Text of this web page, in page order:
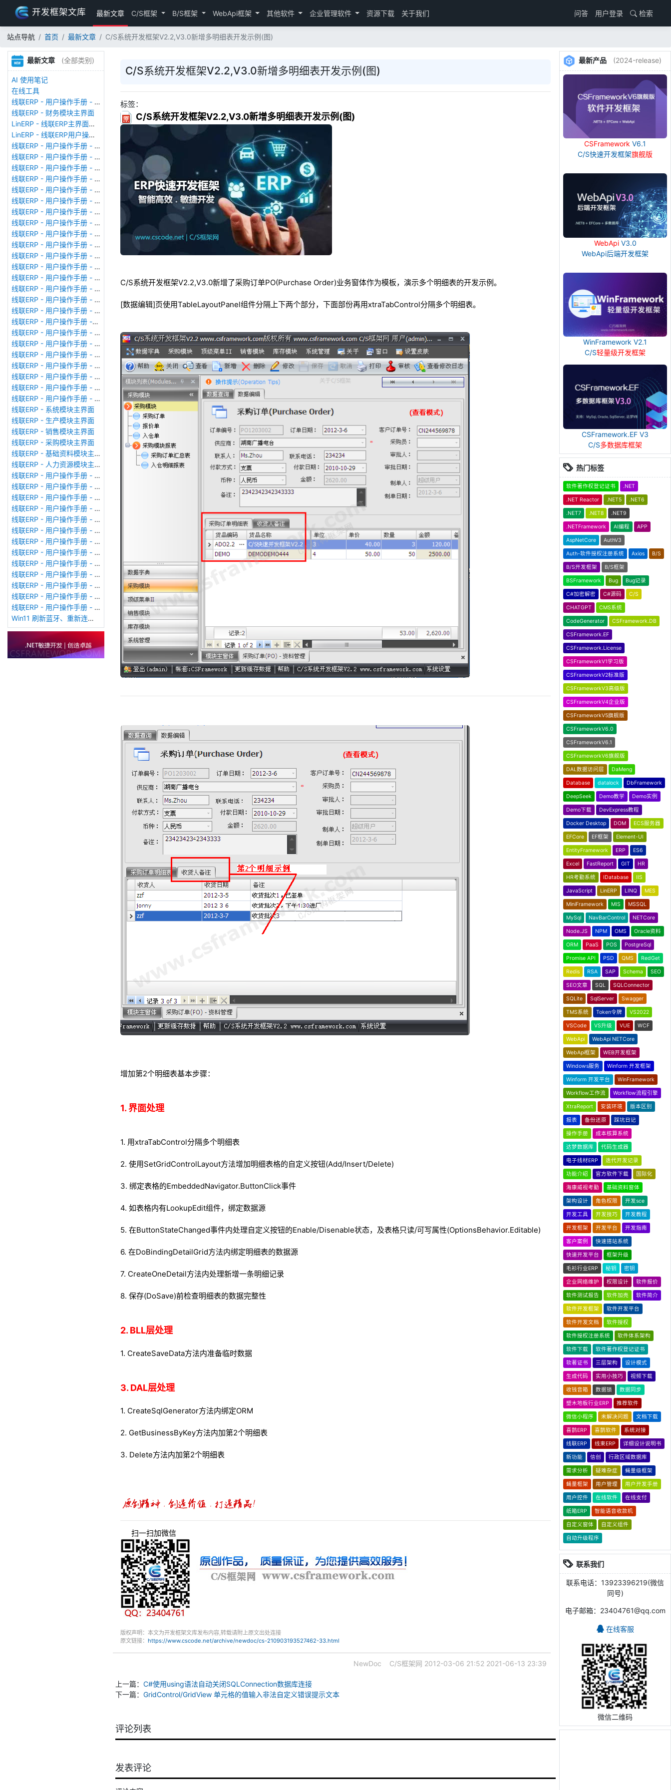
开发框架文库 最新文章 C/S框架 B/S框架 WebApi框架 其他软件 企业管理软件 资源下载 关于我们 问答 用户登录 检索
站点导航 首页 最新文章 C/S系统开发框架V2.2,V3.0新增多明细表开发示例(图)
最新文章 (全部类别)
AI 使用笔记
在线工具
线联ERP - 用户操作手册 - 存货期初
线联ERP - 财务模块主界面
LinERP - 线联ERP主界面（HOME）
LinERP - 线联ERP用户操作手册 - 系统登陆
线联ERP - 用户操作手册 - 查看在线用户
线联ERP - 用户操作手册 - 数据备份
线联ERP - 用户操作手册 - 工厂管理
线联ERP - 用户操作手册 - 帐套管理
线联ERP - 用户操作手册 - 语种设置
线联ERP - 用户操作手册 - 国际化多语言
线联ERP - 用户操作手册 - 报表管理
线联ERP - 用户操作手册 - 字段名管理
线联ERP - 用户操作手册 - 模块管理
线联ERP - 用户操作手册 - 广播消息
线联ERP - 用户操作手册 - 审计日志
线联ERP - 用户操作手册 - 公司资料设置
线联ERP - 用户操作手册 - 系统参数设置
线联ERP - 用户操作手册 - 单据类型
线联ERP - 用户操作手册 - 号码规则
线联ERP - 用户操作手册 - 功能菜单
线联ERP - 用户操作手册 -分配临时角色
线联ERP - 用户操作手册 - 组织架构
线联ERP - 用户操作手册 - 用户管理
线联ERP - 用户操作手册 - 角色/岗位管理
线联ERP - 用户操作手册 - 暂估入库明细表
线联ERP - 用户操作手册 - 物料收发明细表
线联ERP - 用户操作手册 - 即时库存余额表
线联ERP - 用户操作手册 - 库存账龄分析表
线联ERP - 系统模块主界面
线联ERP - 生产模块主界面
线联ERP - 销售模块主界面
线联ERP - 采购模块主界面
线联ERP - 基础资料模块主界面
线联ERP - 人力资源模块主界面
线联ERP - 用户操作手册 - 个人考勤报表（横向）
线联ERP - 用户操作手册 - 部门考勤报表
线联ERP - 用户操作手册 - 个人考勤报表
线联ERP - 用户操作手册 - 考勤计算
线联ERP - 用户操作手册 - 节假日管理
线联ERP - 用户操作手册 - 请假管理
线联ERP - 用户操作手册 - 补卡管理
线联ERP - 用户操作手册 - 考勤设备管理
线联ERP - 用户操作手册 - 考勤参数配置
线联ERP - 用户操作手册 - 考勤设备绑定
线联ERP - 用户操作手册 - 员工档案
线联ERP - 用户操作手册 - 班次管理
线联ERP - 用户操作手册 - 排班管理
Win11 刷新蓝牙、重新连接蓝牙音响
C/S系统开发框架V2.2,V3.0新增多明细表开发示例(图)
标签：
C/S系统开发框架V2.2,V3.0新增多明细表开发示例(图)
C/S系统开发框架V2.2,V3.0新增了采购订单PO(Purchase Order)业务窗体作为模板，演示多个明细表的开发示例。
[数据编辑]页使用TableLayoutPanel组件分隔上下两个部分，下面部份再用xtraTabControl分隔多个明细表。
增加第2个明细表基本步骤：
1. 界面处理
1. 用xtraTabControl分隔多个明细表
2. 使用SetGridControlLayout方法增加明细表格的自定义按钮(Add/Insert/Delete)
3. 绑定表格的EmbeddedNavigator.ButtonClick事件
4. 如表格内有LookupEdit组件，绑定数据源
5. 在ButtonStateChanged事件内处理自定义按钮的Enable/Disenable状态，及表格只读/可写属性(OptionsBehavior.Editable)
6. 在DoBindingDetailGrid方法内绑定明细表的数据源
7. CreateOneDetail方法内处理新增一条明细记录
8. 保存(DoSave)前检查明细表的数据完整性
2. BLL层处理
1. CreateSaveData方法内准备临时数据
3. DAL层处理
1. CreateSqlGenerator方法内绑定ORM
2. GetBusinessByKey方法内加第2个明细表
3. Delete方法内加第2个明细表
扫一扫加微信
版权声明：本文为开发框架文库发布内容,转载请附上原文出处连接
原文链接： https://www.cscode.net/archive/newdoc/cs-210903193527462-33.html
NewDoc C/S框架网 2012-03-06 21:52 2021-06-13 23:39
上一篇： C#使用using语法自动关闭SQLConnection数据库连接
下一篇： GridControl/GridView 单元格的值输入非法自定义错误提示文本
评论列表
发表评论
最新产品 (2024-release)
CSFramework V6.1
C/S快速开发框架旗舰版
WebApiV3.0
WebApi后端开发框架
WinFramework V2.1
C/S轻量级开发框架
CSFramework.EF V3
C/S多数据库框架
热门标签
软件著作权登记证书 .NET
.NET Reactor .NET5 .NET6
.NET7 .NET8 .NET9
.NETFramework AI编程 APP
AspNetCore AuthV3
Auth-软件授权注册系统 Axios B/S
B/S开发框架 B/S框架
BSFramework Bug Bug记录
C#加密解密 C#源码 C/S
CHATGPT CMS系统
CodeGenerator CSFramework.DB
CSFramework.EF
CSFramework.License
CSFrameworkV1学习版
CSFrameworkV2标准版
CSFrameworkV3高级版
CSFrameworkV4企业版
CSFrameworkV5旗舰版
CSFrameworkV6.0
CSFrameworkV6.1
CSFrameworkV6旗舰版
DAL数据访问层 DaMeng
Database datalock DbFramework
DeepSeek Demo教学 Demo实例
Demo下载 DevExpress教程
Docker Desktop DOM ECS服务器
EFCore EF框架 Element-UI
EntityFramework ERP ES6
Excel FastReport GIT HR
HR考勤系统 IDatabase IIS
JavaScript LinERP LINQ MES
MiniFramework MIS MSSQL
MySql NavBarControl NETCore
Node.JS NPM OMS Oracle资料
ORM PaaS POS PostgreSql
Promise API PSD QMS RedGet
Redis RSA SAP Schema SEO
SEO文章 SQL SQLConnector
SQLite SqlServer Swagger
TMS系统 Token令牌 VS2022
VSCode VS升级 VUE WCF
WebApi WebApi NETCore
WebApi框架 WEB开发框架
Windows服务 Winform 开发框架
Winform 开发平台 WinFramework
Workflow工作流 Workflow流程引擎
XtraReport 安装环境 版本区别
报表 备份还原 踩坑日记
操作手册 成本核算系统
达梦数据库 代码生成器
电子线材ERP 迭代开发记录
功能介绍 官方软件下载 国际化
海康威视考勤 基础资料窗体
架构设计 角色权限 开发sce
开发工具 开发技巧 开发教程
开发框架 开发平台 开发指南
客户案例 快速搭站系统
快速开发平台 框架升级
毛衫行业ERP 秘钥 密钥
企业网络维护 权限设计 软件报价
软件测试报告 软件加壳 软件简介
软件开发框架 软件开发平台
软件开发文档 软件授权
软件授权注册系统 软件体系架构
软件下载 软件著作权登记证书
软著证书 三层架构 设计模式
生成代码 实用小技巧 视频下载
收钱音箱 数据锁 数据同步
塑木地板行业ERP 推荐软件
微信小程序 未解决问题 文档下载
喜鹊ERP 喜鹊软件 系统对接
线联ERP 线束ERP 详细设计说明书
新功能 信创 行政区域数据库
需求分析 疑难杂症 蝇量级框架
蝇量框架 用户管理 用户开发手册
用户控件 在线软件 在线支付
纸箱ERP 智能语音收款机
自定义窗体 自定义组件
自动升级程序
联系我们
联系电话：13923396219(微信
同号)
电子邮箱：23404761@qq.com
在线客服
微信二维码